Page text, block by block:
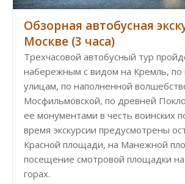
Обзорная автобусная
Москве (3 часа)
Трехчасовой автобусный тур
набережным с видом на Кремль, по
улицам, по наполненной
Мосфильмовской, по древней
ее монументами в честь воинских
время экскурсии предусмотрены
Красной площади, на Манежной
посещение смотровой площадки
горах.